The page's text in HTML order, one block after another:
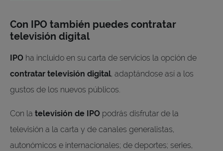
Con IPO también puedes contratar
televisión digital
IPO ha incluido en su carta de servicios la opción de
contratar televisión digital, adaptándose así a los
gustos de los nuevos públicos.
Con la televisión de IPO podrás disfrutar de la
televisión a la carta y de canales generalistas,
autonómicos e internacionales; de deportes; series,